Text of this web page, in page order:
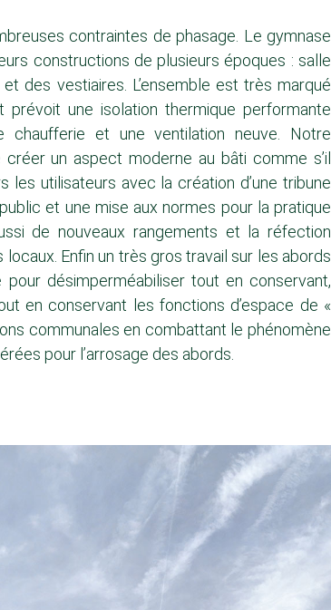
contraintes de phasage. Le gymnase
constructions de plusieurs époques : salle
des vestiaires. L’ensemble est très marqué
une isolation thermique performante
chaufferie et une ventilation neuve. Notre
un aspect moderne au bâti comme s’il
utilisateurs avec la création d’une tribune
et une mise aux normes pour la pratique
de nouveaux rangements et la réfection
Enfin un très gros travail sur les abords
pour désimperméabiliser tout en conservant,
en conservant les fonctions d’espace de «
communales en combattant le phénomène
pour l’arrosage des abords.